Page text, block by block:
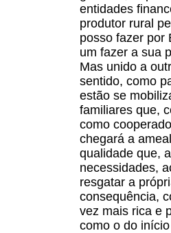
entidades
produtor rural
posso fazer por
um fazer a sua
Mas unido a
sentido, como
estão se
familiares que,
como
chegará a
qualidade que,
necessidades,
resgatar a
consequência,
vez mais rica e
como o do